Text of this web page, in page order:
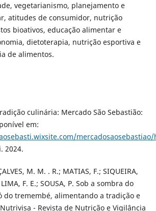
vegetarianismo, planejamento e
atitudes de consumidor, nutrição
bioativos, educação alimentar e
dietoterapia, nutrição esportiva e
de alimentos.
culinária: Mercado São Sebastião:
em:
2024.
M. M. . R.; MATIAS, F.; SIQUEIRA,
F. E.; SOUSA, P. Sob a sombra do
do tremembé, alimentando a tradição e
- Revista de Nutrição e Vigilância